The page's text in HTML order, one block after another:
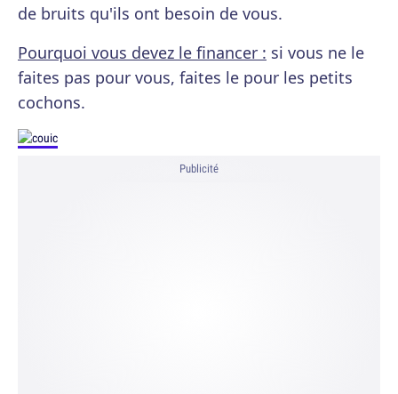
de bruits qu'ils ont besoin de vous.
Pourquoi vous devez le financer : si vous ne le
faites pas pour vous, faites le pour les petits
cochons.
Publicité